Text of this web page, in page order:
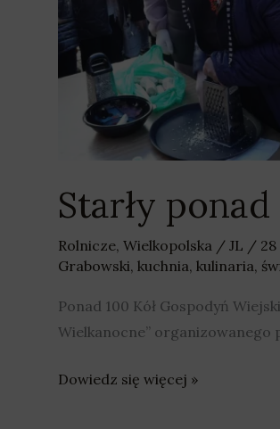
Starły
Rolnicze, Wielkopolska / JL /
Grabowski, kuchnia, kulinaria,
Ponad 100 Kół Gospodyń
Wielkanocne” organizowanego
chrzanu
w
trzy
minuty
Dowiedz się więcej »